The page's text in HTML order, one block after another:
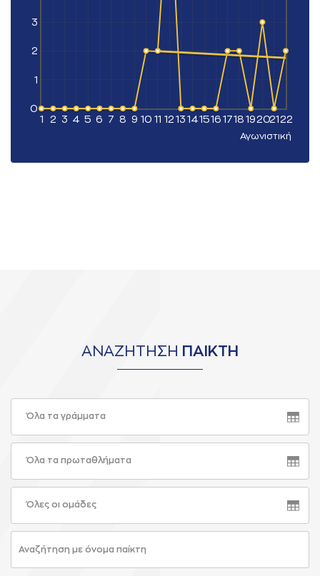
1 2 3 4 5 6 7 8 9 10 11 12 13 141516 1718 192021 22
0
1
2
3
Αγωνιστική
ΑΝΑΖΗΤΗΣΗ ΠΑΙΚΤΗ
Όλα τα γράμματα
Όλα τα πρωταθλήματα
Όλες οι ομάδες